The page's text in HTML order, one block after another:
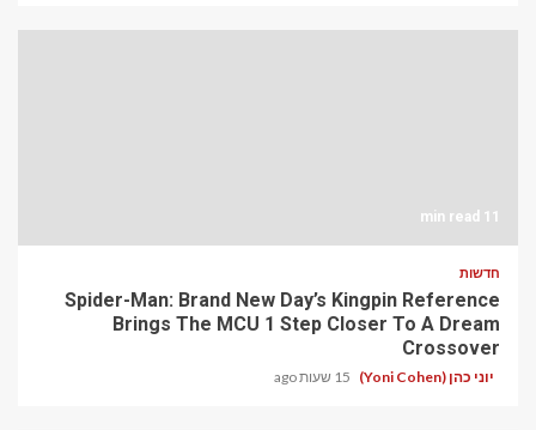
11 min read
חדשות
Spider-Man: Brand New Day’s Kingpin Reference
Brings The MCU 1 Step Closer To A Dream
Crossover
יוני כהן (Yoni Cohen) 15 שעות ago